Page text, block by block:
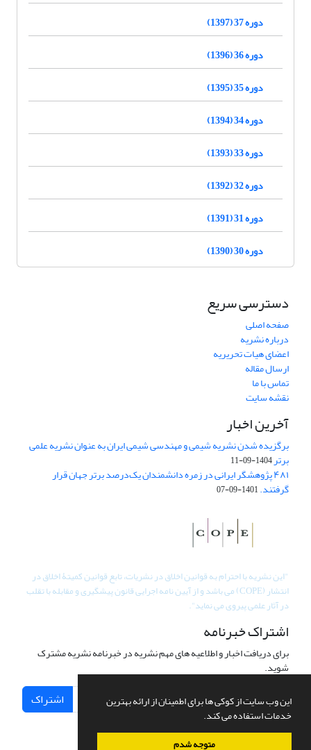
این وب سایت از کوکی ها برای اطمینان از ارائه بهترین
خدمات استفاده می کند.
متوجه شدم
دوره 37 (1397)
دوره 36 (1396)
دوره 35 (1395)
دوره 34 (1394)
دوره 33 (1393)
دوره 32 (1392)
دوره 31 (1391)
دوره 30 (1390)
دسترسی سریع
صفحه اصلی
درباره نشریه
اعضای هیات تحریریه
ارسال مقاله
تماس با ما
نقشه سایت
آخرین اخبار
برگزیده شدن نشریه شیمی و مهندسی شیمی ایران به عنوان نشریه علمی
برتر1404-09-11
۴۸۱ پژوهشگر ایرانی در زمره دانشمندان یک‌درصد برتر جهان قرار
گرفتند.1401-09-07
"این نشریه با احترام به قوانین اخلاق در نشریات، تابع قوانین کمیتۀ اخلاق در
انتشار (COPE) می باشد و از آیین نامه اجرایی قانون پیشگیری و مقابله با تقلب
در آثار علمی پیروی می نماید".
اشتراک خبرنامه
برای دریافت اخبار و اطلاعیه های مهم نشریه در خبرنامه نشریه مشترک
شوید.
اشتراک